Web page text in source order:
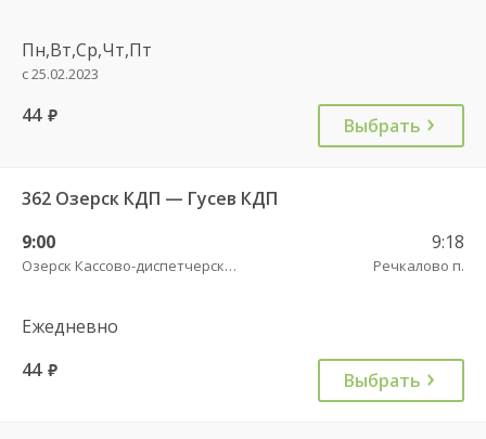
Пн,Вт,Ср,Чт,Пт
с 25.02.2023
44 руб. Выбрать
362 Озерск КДП — Гусев КДП
9:00
Озерск Кассово-диспетчерский пункт
9:18
Речкалово п.
Ежедневно
44 руб. Выбрать